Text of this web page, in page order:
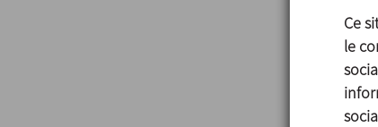
Ce
le